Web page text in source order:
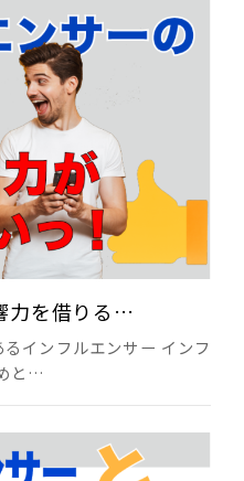
力を借りる…
インフルエンサー インフ
と…